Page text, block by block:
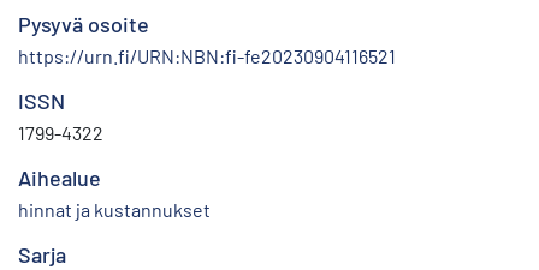
Pysyvä osoite
https://urn.fi/URN:NBN:fi-fe20230904116521
ISSN
1799-4322
Aihealue
hinnat ja kustannukset
Sarja